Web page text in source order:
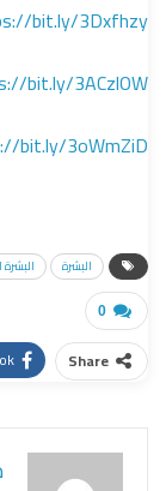
bit.ly/3Dxfhzy
bit.ly/3ACzlOW
bit.ly/3oWmZiD
البشرة
0
Share